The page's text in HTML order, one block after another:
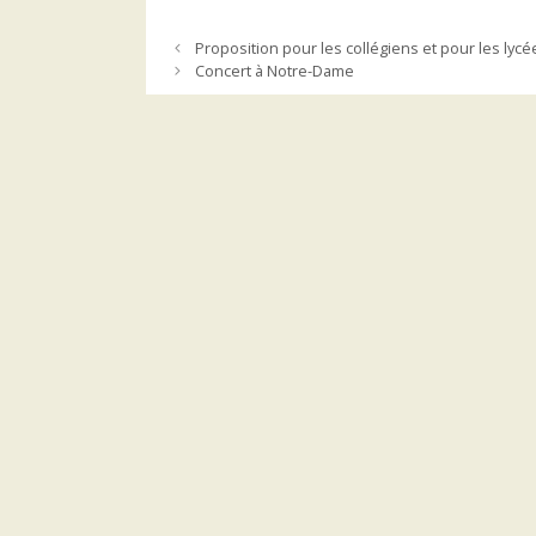
Proposition pour les collégiens et pour les
Concert à Notre-Dame